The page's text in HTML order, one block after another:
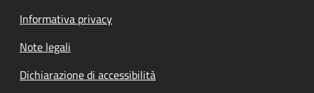
Informativa privacy
Note legali
Dichiarazione di accessibilità